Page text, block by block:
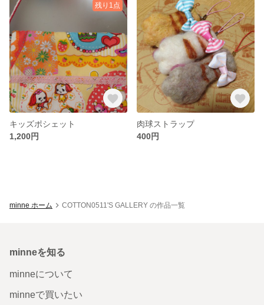
残り1点
キッズポシェット
1,200円
肉球ストラップ
400円
minne ホーム COTTON0511'S GALLERY の作品一覧
minneを知る
minneについて
minneで買いたい